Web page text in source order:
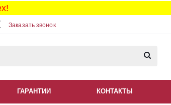
Заказать звонок
ГАРАНТИИ КОНТАКТЫ